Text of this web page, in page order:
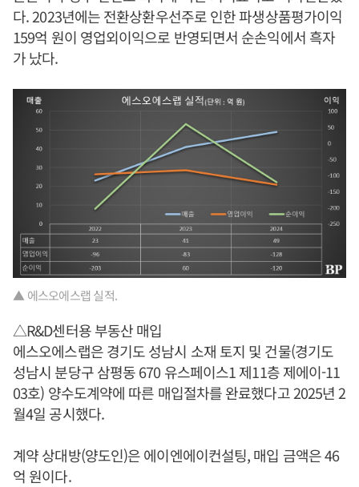
다. 2023년에는 전환상환우선주로 인한 파생상품평가이익
159억 원이 영업외이익으로 반영되면서 순손익에서 흑자
가 났다.
▲ 에스오에스랩 실적.
△R&D센터용 부동산 매입
에스오에스랩은 경기도 성남시 소재 토지 및 건물(경기도
성남시 분당구 삼평동 670 유스페이스1 제11층 제에이-11
03호) 양수도계약에 따른 매입절차를 완료했다고 2025년 2
월4일 공시했다.
계약 상대방(양도인)은 에이엔에이컨설팅, 매입 금액은 46
억 원이다.